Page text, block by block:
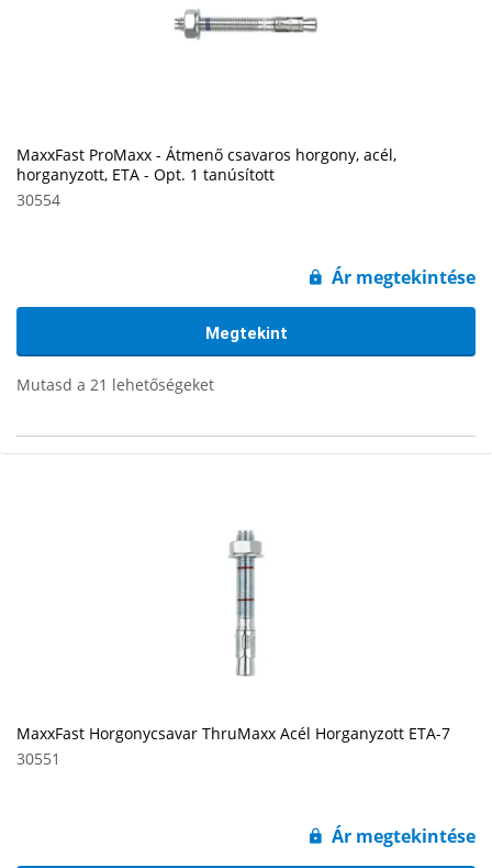
MaxxFast ProMaxx - Átmenő csavaros horgony, acél,
horganyzott, ETA - Opt. 1 tanúsított
30554
Ár megtekintése
Megtekint
Mutasd a 21 lehetőségeket
MaxxFast Horgonycsavar ThruMaxx Acél Horganyzott ETA-7
30551
Ár megtekintése